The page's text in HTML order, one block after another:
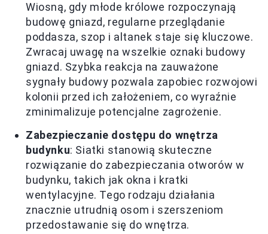
Wiosną, gdy młode królowe rozpoczynają
budowę gniazd, regularne przeglądanie
poddasza, szop i altanek staje się kluczowe.
Zwracaj uwagę na wszelkie oznaki budowy
gniazd. Szybka reakcja na zauważone
sygnały budowy pozwala zapobiec rozwojowi
kolonii przed ich założeniem, co wyraźnie
zminimalizuje potencjalne zagrożenie.
Zabezpieczanie dostępu do wnętrza
budynku: Siatki stanowią skuteczne
rozwiązanie do zabezpieczania otworów w
budynku, takich jak okna i kratki
wentylacyjne. Tego rodzaju działania
znacznie utrudnią osom i szerszeniom
przedostawanie się do wnętrza.